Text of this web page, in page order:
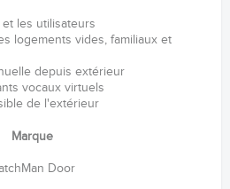
les utilisateurs
logements vides, familiaux et
depuis extérieur
vocaux virtuels
de l'extérieur
Marque
Door